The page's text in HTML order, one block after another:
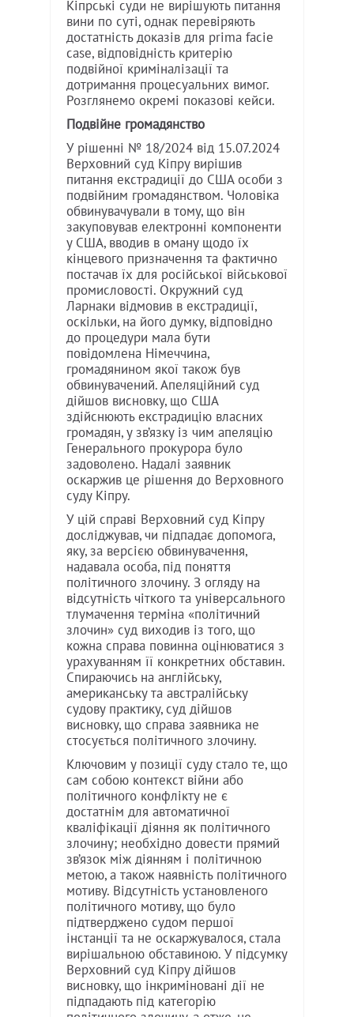
Кіпрські суди не вирішують питання
вини по суті, однак перевіряють
достатність доказів для prima facie
case, відповідність критерію
подвійної криміналізації та
дотримання процесуальних вимог.
Розглянемо окремі показові кейси.
Подвійне громадянство
У рішенні № 18/2024 від 15.07.2024
Верховний суд Кіпру вирішив
питання екстрадиції до США особи з
подвійним громадянством. Чоловіка
обвинувачували в тому, що він
закуповував електронні компоненти
у США, вводив в оману щодо їх
кінцевого призначення та фактично
постачав їх для російської військової
промисловості. Окружний суд
Ларнаки відмовив в екстрадиції,
оскільки, на його думку, відповідно
до процедури мала бути
повідомлена Німеччина,
громадянином якої також був
обвинувачений. Апеляційний суд
дійшов висновку, що США
здійснюють екстрадицію власних
громадян, у зв’язку із чим апеляцію
Генерального прокурора було
задоволено. Надалі заявник
оскаржив це рішення до Верховного
суду Кіпру.
У цій справі Верховний суд Кіпру
досліджував, чи підпадає допомога,
яку, за версією обвинувачення,
надавала особа, під поняття
політичного злочину. З огляду на
відсутність чіткого та універсального
тлумачення терміна «політичний
злочин» суд виходив із того, що
кожна справа повинна оцінюватися з
урахуванням її конкретних обставин.
Спираючись на англійську,
американську та австралійську
судову практику, суд дійшов
висновку, що справа заявника не
стосується політичного злочину.
Ключовим у позиції суду стало те, що
сам собою контекст війни або
політичного конфлікту не є
достатнім для автоматичної
кваліфікації діяння як політичного
злочину; необхідно довести прямий
зв’язок між діянням і політичною
метою, а також наявність політичного
мотиву. Відсутність установленого
політичного мотиву, що було
підтверджено судом першої
інстанції та не оскаржувалося, стала
вирішальною обставиною. У підсумку
Верховний суд Кіпру дійшов
висновку, що інкриміновані дії не
підпадають під категорію